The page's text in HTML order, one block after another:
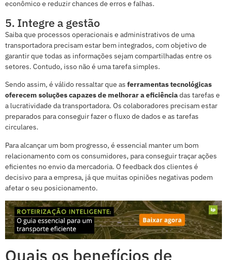
econômico e reduzir chances de erros e falhas.
5. Integre a gestão
Saiba que processos operacionais e administrativos de uma
transportadora precisam estar bem integrados, com objetivo de
garantir que todas as informações sejam compartilhadas entre os
setores. Contudo, isso não é uma tarefa simples.
Sendo assim, é válido ressaltar que as ferramentas tecnológicas
oferecem soluções capazes de melhorar a eficiênciadas tarefas e
a lucratividade da transportadora. Os colaboradores precisam estar
preparados para conseguir fazer o fluxo de dados e as tarefas
circulares.
Para alcançar um bom progresso, é essencial manter um bom
relacionamento com os consumidores, para conseguir traçar ações
eficientes no envio da mercadoria. O feedback dos clientes é
decisivo para a empresa, já que muitas opiniões negativas podem
afetar o seu posicionamento.
Quais os benefícios de